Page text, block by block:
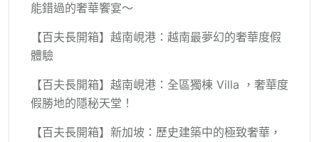
能錯過的奢華饗宴～
【百夫長開箱】越南峴港：越南最夢幻的奢華度假
體驗
【百夫長開箱】越南峴港：全區獨棟 Villa ，奢華度
假勝地的隱秘天堂！
【百夫長開箱】新加坡：歷史建築中的極致奢華，